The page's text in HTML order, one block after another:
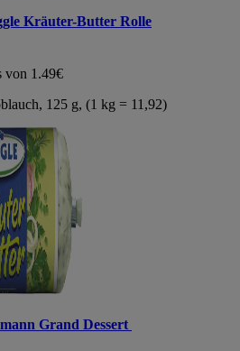
Kräuter-Butter Rolle
von 1.49€
125 g, (1 kg = 11,92)
Grand Dessert